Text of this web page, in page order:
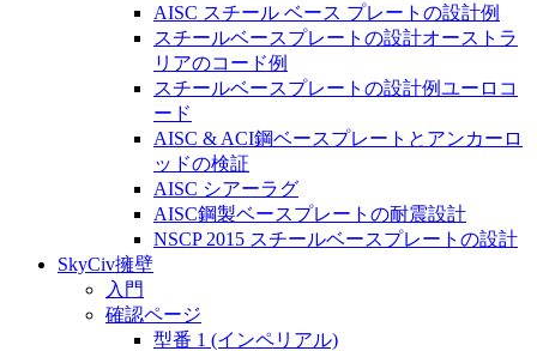
AISC スチール ベース プレートの設計例
スチールベースプレートの設計オーストラ
リアのコード例
スチールベースプレートの設計例ユーロコ
ード
AISC & ACI鋼ベースプレートとアンカーロ
ッドの検証
AISC シアーラグ
AISC鋼製ベースプレートの耐震設計
NSCP 2015 スチールベースプレートの設計
SkyCiv擁壁
入門
確認ページ
型番 1 (インペリアル)